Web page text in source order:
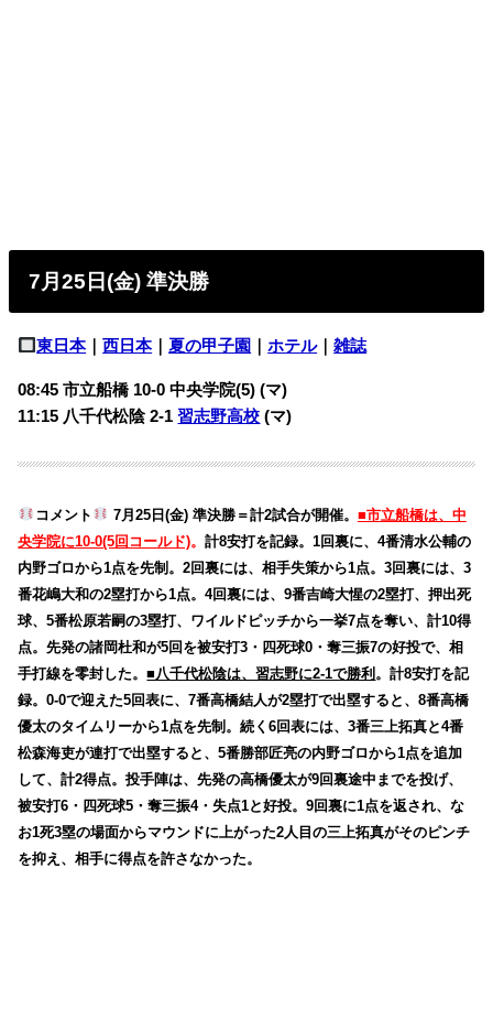
7月25日(金) 準決勝
東日本｜西日本｜夏の甲子園 ｜ホテル｜雑誌
08:45 市立船橋 10-0 中央学院(5) (マ)
11:15 八千代松陰 2-1習志野高校 (マ)
コメント 7月25日(金) 準決勝＝計2試合が開催。 ■市立船橋は、中
央学院に10-0(5回コールド)。計8安打を記録。1回裏に、4番清水公輔の
内野ゴロから1点を先制。2回裏には、相手失策から1点。3回裏には、3
番花嶋大和の2塁打から1点。4回裏には、9番吉崎大惺の2塁打、押出死
球、5番松原若嗣の3塁打、ワイルドピッチから一挙7点を奪い、計10得
点。先発の諸岡杜和が5回を被安打3・四死球0・奪三振7の好投で、相
手打線を零封した。■八千代松陰は、習志野に2-1で勝利。計8安打を記
録。0-0で迎えた5回表に、7番高橋結人が2塁打で出塁すると、8番高橋
優太のタイムリーから1点を先制。続く6回表には、3番三上拓真と4番
松森海吏が連打で出塁すると、5番勝部匠亮の内野ゴロから1点を追加
して、計2得点。投手陣は、先発の高橋優太が9回裏途中までを投げ、
被安打6・四死球5・奪三振4・失点1と好投。9回裏に1点を返され、な
お1死3塁の場面からマウンドに上がった2人目の三上拓真がそのピンチ
を抑え、相手に得点を許さなかった。